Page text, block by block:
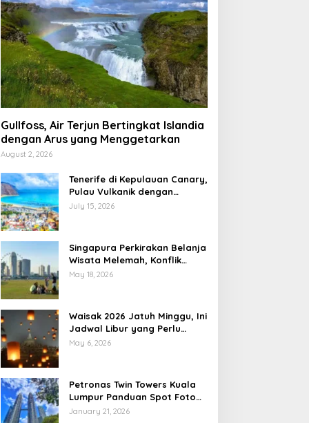
Gullfoss, Air Terjun Bertingkat Islandia
dengan Arus yang Menggetarkan
August 2, 2026
Tenerife di Kepulauan Canary,
Pulau Vulkanik dengan
Pesona Berlapis
July 15, 2026
Singapura Perkirakan Belanja
Wisata Melemah, Konflik
Global Jadi Sorotan
May 18, 2026
Waisak 2026 Jatuh Minggu, Ini
Jadwal Libur yang Perlu
Dicatat
May 6, 2026
Petronas Twin Towers Kuala
Lumpur Panduan Spot Foto
Ikonik
January 21, 2026